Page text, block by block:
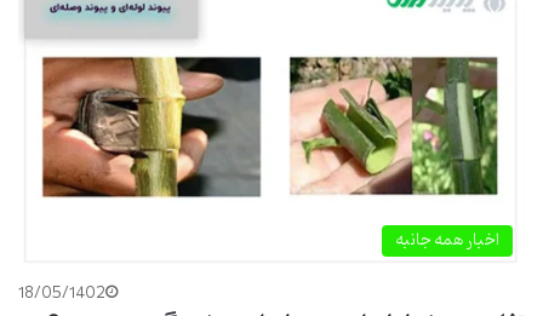
اخبار همه جانبه
18/05/1402